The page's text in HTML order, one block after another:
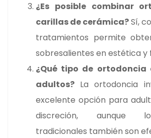
¿Es posible combinar
carillas de cerámica?Sí,
tratamientos permite
sobresalientes en estética y
¿Qué tipo de ortodoncia
adultos? La ortodoncia
excelente opción para
discreción, aunque
tradicionales también son